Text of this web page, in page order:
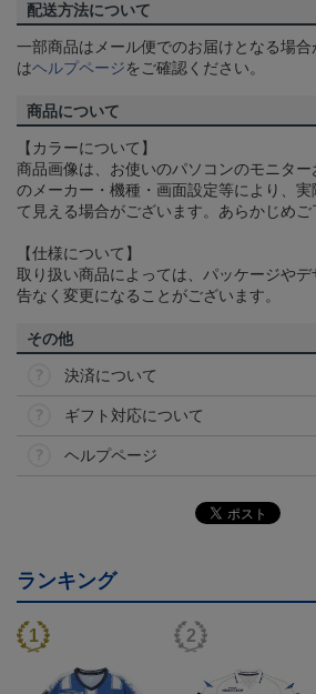
配送方法について
一部商品はメール便でのお届けとなる場合
はヘルプページをご確認ください。
商品について
【カラーについて】
商品画像は、お使いのパソコンのモニタ
のメーカー・機種・画面設定等により、
て見える場合がございます。あらかじめご
【仕様について】
取り扱い商品によっては、パッケージや
告なく変更になることがございます。
その他
決済について
ギフト対応について
ヘルプページ
ランキング